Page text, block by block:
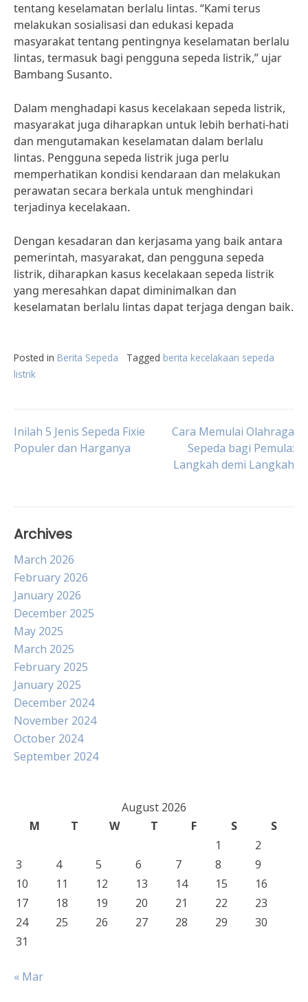
tentang keselamatan berlalu lintas. “Kami terus
melakukan sosialisasi dan edukasi kepada
masyarakat tentang pentingnya keselamatan berlalu
lintas, termasuk bagi pengguna sepeda listrik,” ujar
Bambang Susanto.
Dalam menghadapi kasus kecelakaan sepeda listrik,
masyarakat juga diharapkan untuk lebih berhati-hati
dan mengutamakan keselamatan dalam berlalu
lintas. Pengguna sepeda listrik juga perlu
memperhatikan kondisi kendaraan dan melakukan
perawatan secara berkala untuk menghindari
terjadinya kecelakaan.
Dengan kesadaran dan kerjasama yang baik antara
pemerintah, masyarakat, dan pengguna sepeda
listrik, diharapkan kasus kecelakaan sepeda listrik
yang meresahkan dapat diminimalkan dan
keselamatan berlalu lintas dapat terjaga dengan baik.
Posted in Berita Sepeda Tagged berita kecelakaan sepeda
listrik
Post
Inilah 5 Jenis Sepeda Fixie
Populer dan Harganya
Cara Memulai Olahraga
Sepeda bagi Pemula:
Langkah demi Langkah
Archives
March 2026
February 2026
January 2026
December 2025
May 2025
March 2025
February 2025
January 2025
December 2024
November 2024
October 2024
September 2024
August 2026
M
T W T F S
S
1
2
3
4 5 6 7 8
9
10
11 12 13 14 15
16
17
18 19 20 21 22
23
24
25 26 27 28 29
30
31
« Mar